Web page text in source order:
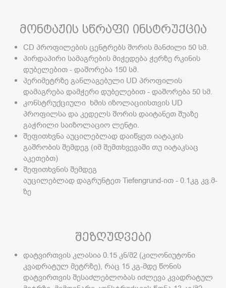
მონტაჟის სწრაფი ინსტრუქცია
CD პროფილების ცენტრებს შორის მანძილი 50 სმ.
პირდაპირი სამაგრების მიჭედება ჭერზე რკინის
დუბელებით - დაშორება 150 სმ.
პერიმეტრზე განლაგებული UD პროფილის
დამაგრება დამჭერი დუბელებით - დაშორება 50 სმ.
კონსტრუქციული ხმის იზოლაციისთვის UD
პროფილსა და კედელს შორის დაიტანეთ შუაზე
გაჭრილი საიზოლაციო ლენტი.
შეფითხვნა აუცილებლად დაიწყეთ იატაკის
გაშრობის შემდეგ (იმ შემთხვევაში თუ იატაკსაც
აკეთებთ)
შეფითხვნის შემდეგ
აუცილებლად დაგრუნტეთ Tiefengrund-ით - 0.1კგ კვ.მ-
ზე
შეზღუდვები
დატვირთვის კლასია 0.15 კნ/მ2 (კილონიუტონი
კვადრატულ მეტრზე), რაც 15 კგ-მდე წონის
დატვირთვის შესაძლებლობას იძლევა კვადრატულ